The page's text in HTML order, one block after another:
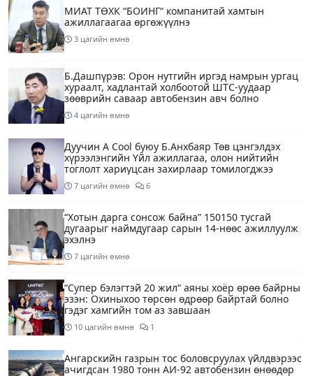
МИАТ ТӨХК “БОИНГ“ компанитай хамтын
ажиллагаагаа өргөжүүлнэ
3 цагийн өмнө
Б.Дашпүрэв: Орон нутгийн иргэд намрын ургац
хураалт, хадлантай холбоотой ШТС-уудаар
зөөврийн саваар автобензин авч болно
4 цагийн өмнө
Дуучин A Cool буюу Б.Анхбаяр Төв цэнгэлдэх
хүрээлэнгийн Үйл ажиллагаа, олон нийтийн
тоглолт хариуцсан захирлаар томилогджээ
7 цагийн өмнө 6
“Хотын дарга сонсож байна” 150150 тусгай
дугаарыг наймдугаар сарын 14-нөөс ажиллуулж
эхэлнэ
7 цагийн өмнө
“Супер бэлэгтэй 20 жил“ аяны хоёр өрөө байрны
эзэн: Охиныхоо төрсөн өдрөөр байртай болно
гэдэг хамгийн том аз завшаан
10 цагийн өмнө 1
Ангарскийн газрын тос боловсруулах үйлдвэрээс
ачигдсан 1980 тонн АИ-92 автобензин өнөөдөр